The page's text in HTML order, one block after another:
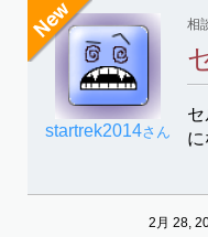
startrek2014さん
相
2月 28,